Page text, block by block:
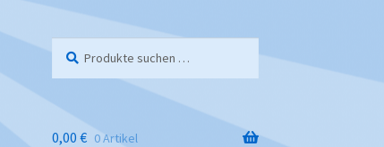
nach:
0,00 € 0 Artikel